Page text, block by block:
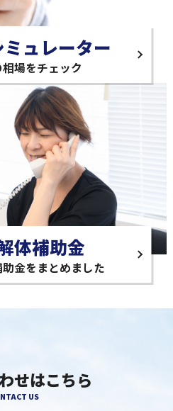
ュレーター
場をチェック
体補助金
金をまとめました
せはこちら
US